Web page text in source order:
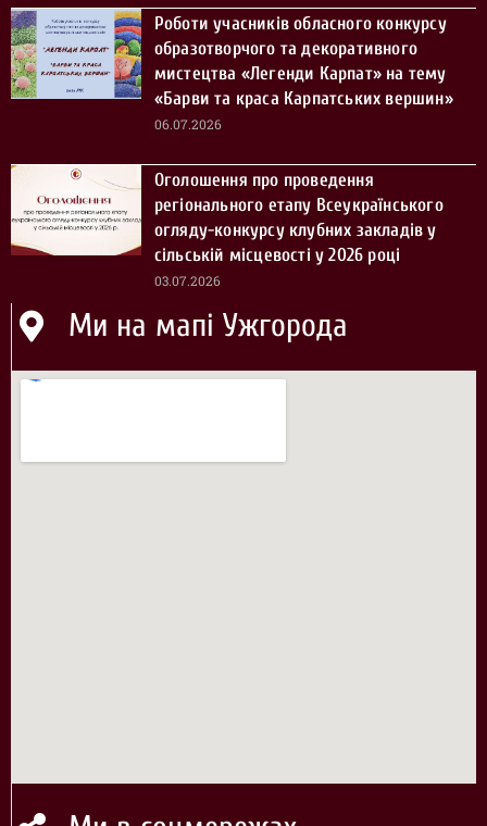
Роботи учасників обласного конкурсу
образотворчого та декоративного
мистецтва «Легенди Карпат» на тему
«Барви та краса Карпатських вершин»
06.07.2026
Оголошення про проведення
регіонального етапу Всеукраїнського
огляду-конкурсу клубних закладів у
сільській місцевості у 2026 році
03.07.2026
Ми на мапі Ужгорода